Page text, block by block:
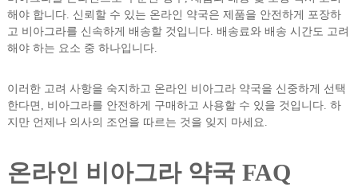
해야 합니다. 신뢰할 수 있는 온라인 약국은 제품을 안전하게 포장하
고 비아그라를 신속하게 배송할 것입니다. 배송료와 배송 시간도 고려
해야 하는 요소 중 하나입니다.
이러한 고려 사항을 숙지하고 온라인 비아그라 약국을 신중하게 선택
한다면, 비아그라를 안전하게 구매하고 사용할 수 있을 것입니다. 하
지만 언제나 의사의 조언을 따르는 것을 잊지 마세요.
온라인 비아그라 약국 FAQ